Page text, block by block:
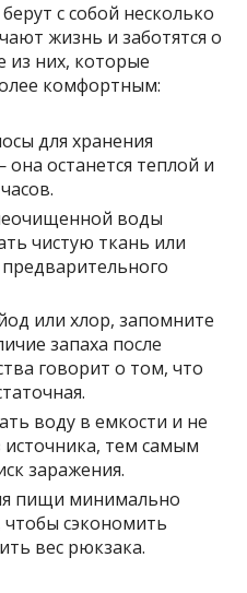
с собой несколько
жизнь и заботятся о
из них, которые
комфортным:
для хранения
останется теплой и
воды
чистую ткань или
или хлор, запомните
запаха после
говорит о том, что
воду в емкости и не
тем самым
заражения.
пищи минимально
чтобы сэкономить
вес рюкзака.